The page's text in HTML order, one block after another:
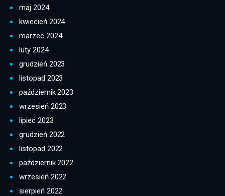
maj 2024
kwiecień 2024
marzec 2024
luty 2024
grudzień 2023
listopad 2023
październik 2023
wrzesień 2023
lipiec 2023
grudzień 2022
listopad 2022
październik 2022
wrzesień 2022
sierpień 2022